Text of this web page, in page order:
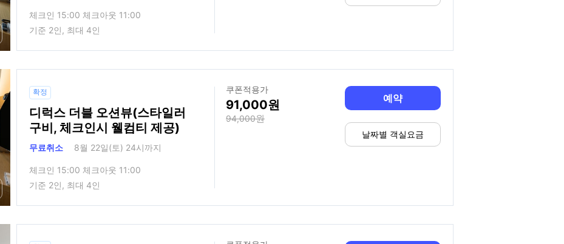
체크인 15:00 체크아웃 11:00
기준 2인, 최대 4인
확정
디럭스 더블 오션뷰(스타일러
구비, 체크인시 웰컴티 제공)
무료취소 8월 22일(토) 24시까지
체크인 15:00 체크아웃 11:00
기준 2인, 최대 4인
쿠폰적용가
91,000
94,000
예약
날짜별 객실요금